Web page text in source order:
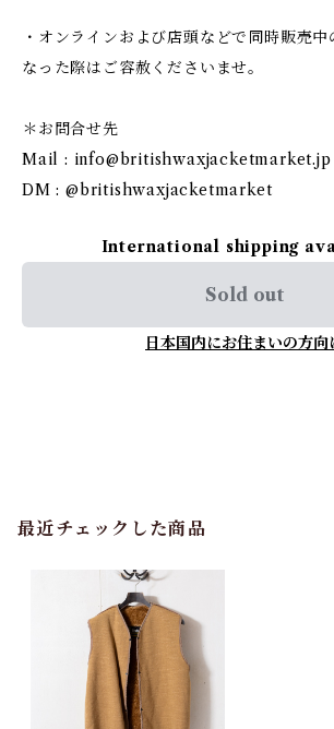
・オンラインおよび店頭などで同時販売中
なった際はご容赦くださいませ。
＊お問合せ先
Mail : info@britishwaxjacketmarket.jp
DM : @britishwaxjacketmarket
International shipping
Sold out
日本国内にお住まいの方向
最近チェックした商品